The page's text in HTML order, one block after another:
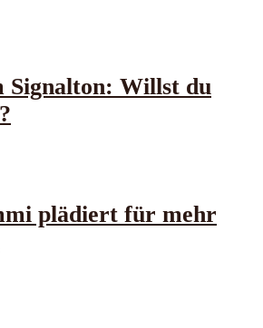
Signalton: Willst du
plädiert für mehr